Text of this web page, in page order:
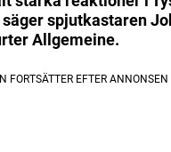
spjutkastaren
Allgemeine.